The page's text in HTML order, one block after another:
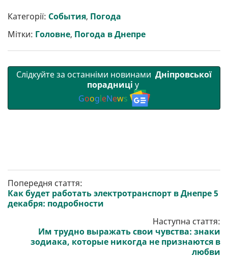
р
и
и
b
o
k
t
e
l g
r
m
s
A
p
p
Категорії: События, Погода
Мітки: Головне, Погода в Днепре
Слідкуйте за останніми новинами Дніпровської
порадниці у
GoogleNews
Попередня стаття:
Как будет работать электротранспорт в Днепре 5
декабря: подробности
Наступна стаття:
Им трудно выражать свои чувства: знаки
зодиака, которые никогда не признаются в
любви